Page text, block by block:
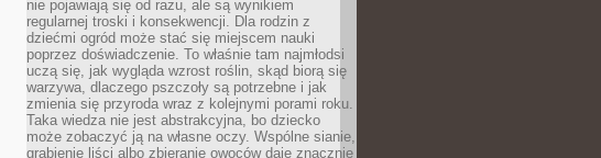
nie pojawiają się od razu, ale są wynikiem
regularnej troski i konsekwencji. Dla rodzin z
dziećmi ogród może stać się miejscem nauki
poprzez doświadczenie. To właśnie tam najmłodsi
uczą się, jak wygląda wzrost roślin, skąd biorą się
warzywa, dlaczego pszczoły są potrzebne i jak
zmienia się przyroda wraz z kolejnymi porami roku.
Taka wiedza nie jest abstrakcyjna, bo dziecko
może zobaczyć ją na własne oczy. Wspólne sianie,
grabienie liści albo zbieranie owoców daje znacznie